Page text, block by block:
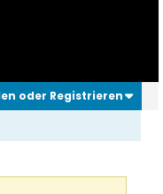
oder Registrieren